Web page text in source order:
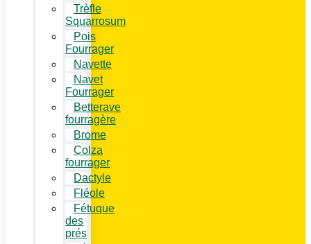
Trèfle
Squarrosum
Pois
Fourrager
Navette
Navet
Fourrager
Betterave
fourragère
Brome
Colza
fourrager
Dactyle
Fléole
Fétuque
des
prés